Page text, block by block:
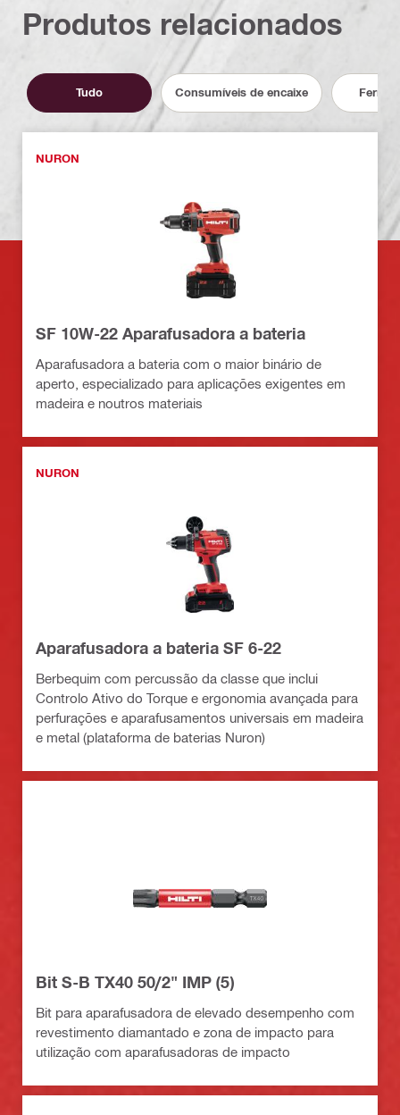
Produtos relacionados
Tudo Consumíveis de encaixe
NURON
SF 10W-22 Aparafusadora a bateria
Aparafusadora a bateria com o maior binário de
aperto, especializado para aplicações exigentes em
madeira e noutros materiais
NURON
Aparafusadora a bateria SF 6-22
Berbequim com percussão da classe que inclui
Controlo Ativo do Torque e ergonomia avançada para
perfurações e aparafusamentos universais em madeira
e metal (plataforma de baterias Nuron)
Bit S-B TX40 50/2" IMP (5)
Bit para aparafusadora de elevado desempenho com
revestimento diamantado e zona de impacto para
utilização com aparafusadoras de impacto